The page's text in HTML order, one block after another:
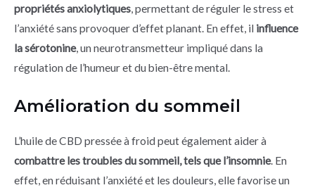
propriétés anxiolytiques, permettant de réguler le stress et
l’anxiété sans provoquer d’effet planant. En effet, il influence
la sérotonine, un neurotransmetteur impliqué dans la
régulation de l’humeur et du bien-être mental.
Amélioration du sommeil
L’huile de CBD pressée à froid peut également aider à
combattre les troubles du sommeil, tels que l’insomnie. En
effet, en réduisant l’anxiété et les douleurs, elle favorise un